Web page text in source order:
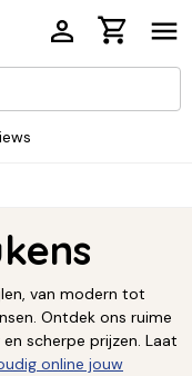
van modern tot
Ontdek ons ruime
scherpe prijzen. Laat
online jouw